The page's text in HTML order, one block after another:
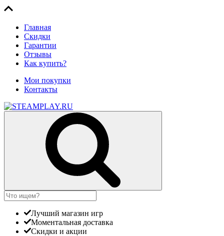
Главная
Скидки
Гарантии
Отзывы
Как купить?
Мои покупки
Контакты
Лучший магазин игр
Моментальная доставка
Скидки и акции